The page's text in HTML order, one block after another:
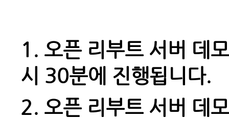
1. 오픈 리부트 서버 데
시 30분에 진행됩니다.
2. 오픈 리부트 서버 데